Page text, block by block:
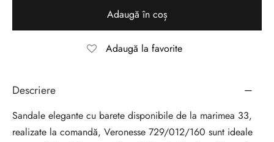
Adaugă în coș
Adaugă la favorite
Descriere
Sandale elegante cu barete disponibile de la marimea 33,
realizate la comandă, Veronesse 729/012/160 sunt ideale